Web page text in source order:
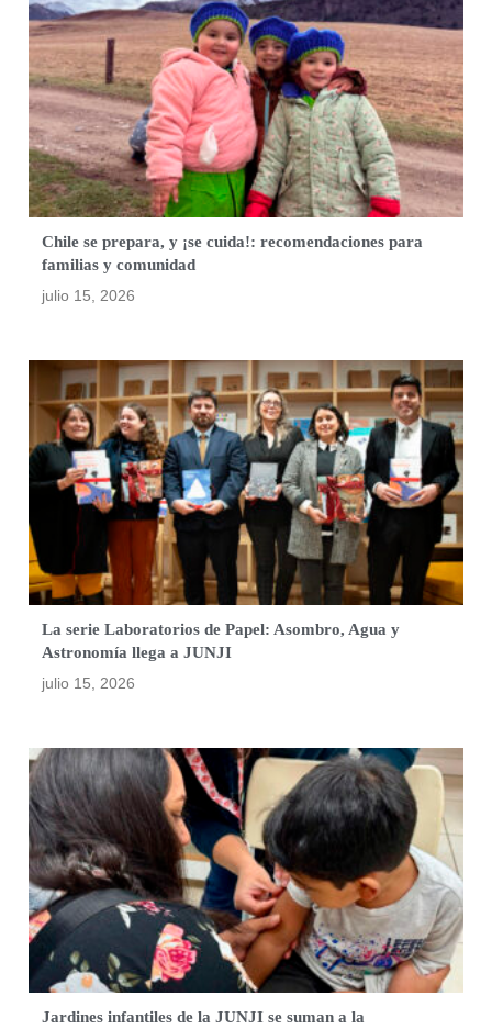
Chile se prepara, y ¡se cuida!: recomendaciones para
familias y comunidad
julio 15, 2026
La serie Laboratorios de Papel: Asombro, Agua y
Astronomía llega a JUNJI
julio 15, 2026
Jardines infantiles de la JUNJI se suman a la